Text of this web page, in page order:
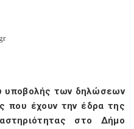
υποβολής των δηλώσεων
που έχουν την έδρα της
στο Δήμο